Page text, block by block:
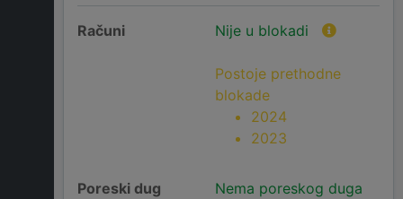
Računi Nije u blokadi
Postoje prethodne
blokade
2024
2023
Poreski dug
Nema poreskog duga